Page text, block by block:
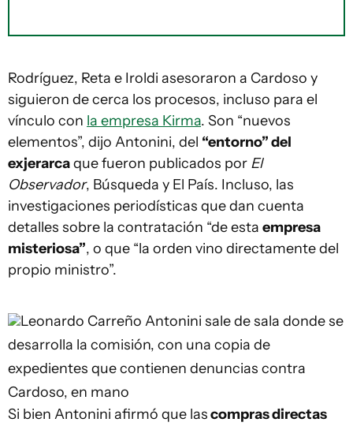
Rodríguez, Reta e Iroldi asesoraron a Cardoso y
siguieron de cerca los procesos, incluso para el
vínculo con la empresa Kirma. Son “nuevos
elementos”, dijo Antonini, del “entorno” del
exjerarcaque fueron publicados por El
Observador, Búsqueda y El País. Incluso, las
investigaciones periodísticas que dan cuenta
detalles sobre la contratación “de esta empresa
misteriosa”, o que “la orden vino directamente del
propio ministro”.
Leonardo Carreño Antonini sale de sala donde se
desarrolla la comisión, con una copia de
expedientes que contienen denuncias contra
Cardoso, en mano
Si bien Antonini afirmó que lascompras directas